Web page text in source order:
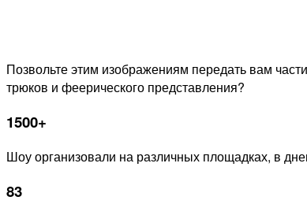
Позвольте этим изображениям передать вам
трюков и феерического представления?
1500+
Шоу организовали на различных площадках, в
83